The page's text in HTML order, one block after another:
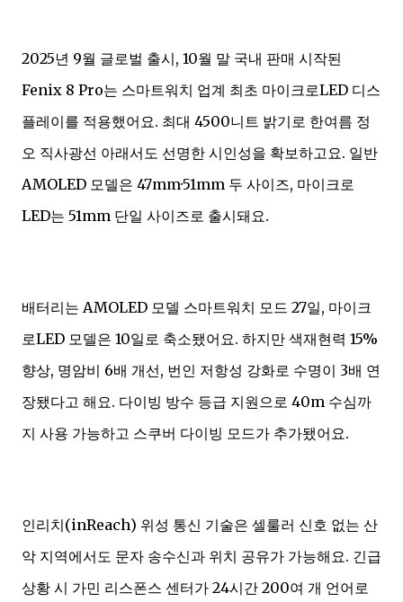
2025년 9월 글로벌 출시, 10월 말 국내 판매 시작된
Fenix 8 Pro는 스마트워치 업계 최초 마이크로LED 디스
플레이를 적용했어요. 최대 4500니트 밝기로 한여름 정
오 직사광선 아래서도 선명한 시인성을 확보하고요. 일반
AMOLED 모델은 47mm·51mm 두 사이즈, 마이크로
LED는 51mm 단일 사이즈로 출시돼요.
배터리는 AMOLED 모델 스마트워치 모드 27일, 마이크
로LED 모델은 10일로 축소됐어요. 하지만 색재현력 15%
향상, 명암비 6배 개선, 번인 저항성 강화로 수명이 3배 연
장됐다고 해요. 다이빙 방수 등급 지원으로 40m 수심까
지 사용 가능하고 스쿠버 다이빙 모드가 추가됐어요.
인리치(inReach) 위성 통신 기술은 셀룰러 신호 없는 산
악 지역에서도 문자 송수신과 위치 공유가 가능해요. 긴급
상황 시 가민 리스폰스 센터가 24시간 200여 개 언어로